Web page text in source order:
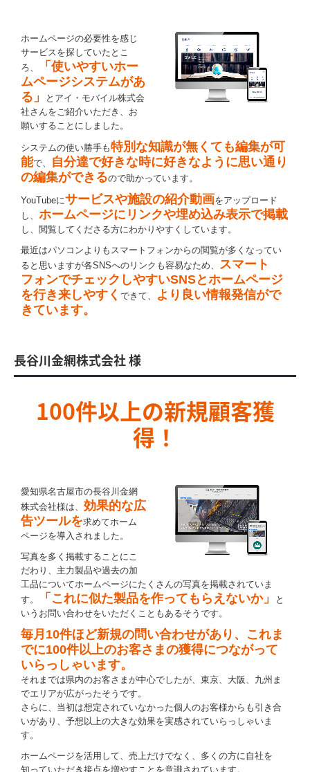
ホームページの必要性を感じ
サービスを探していたとこ
ろ、
「使いやすいホー
ムページシステムがあ
る」
とアイ・モバイル株式会
社さんをご紹介いただき、お
願いすることにしました。
システムの使い勝手も特別な知識が無くても編集が可
能で、
自分達で好きな時に好きなように思い通り
の編集ができるので助かっています。
YouTubeにサービスや施設の紹介動画をアップロード
し、 ホームページにリンクや埋め込み表示で掲載
し、閲覧してくださる方にわかりやすくしています。
最近はパソコンよりもスマートフォンからの閲覧が多くなってい
ると思いますが各SNSへのリンクも容易なため、
スマート
フォンでチェックしやすいSNSとホームページ
を行き来しやすく できて、
より良い情報発信がで
きています。
長谷川金網株式会社 様
100件以上の新規顧客獲
得！
愛知県名古屋市の長谷川金網
株式会社様は、 効果的な広
告ツールを求めてホーム
ページを導入されました。
写真を多く掲載することにこ
だわり、主力製品や過去の加
工品についてホームページにたくさんの写真を掲載されていま
す。
「これに似た製品を作ってもらえないか」
と
いうお問い合わせをいただくこともあるそうです。
毎月10件ほど新規の問い合わせがあり、これま
でに100件以上のお客さまの獲得につながって
いらっしゃいます。
それまでは県内のお客さまが中心でしたが、東京、大阪、九州ま
でエリアが広がったそうです。
さらに、当初は想定されていなかった個人のお客様からも引き合
いがあり、予想以上の大きな効果を実感されていらっしゃいま
す。
ホームページを活用して、売上だけでなく、多くの方に自社を
知っていただき接点を増やすことを意識されています。